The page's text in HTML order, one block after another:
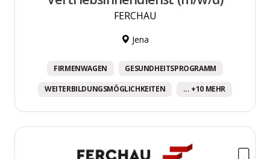
FERCHAU
Jena
FIRMENWAGEN GESUNDHEITSPROGRAMM
WEITERBILDUNGSMÖGLICHKEITEN ... +10 MEHR